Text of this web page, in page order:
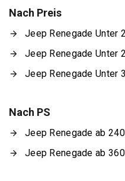
Nach Preis
Jeep Renegade Unter
Jeep Renegade Unter
Jeep Renegade Unter
Nach PS
Jeep Renegade ab
Jeep Renegade ab